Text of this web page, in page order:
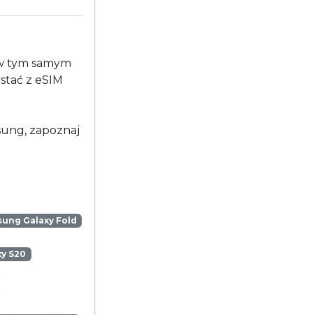
tym samym
z eSIM
zapoznaj
Galaxy Fold
S20